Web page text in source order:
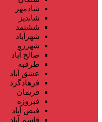
شادمهر
شاندیز
ششتمد
شهرآباد
شهرزو
صالح آباد
طرقبه
عشق آباد
فرهادگرد
فریمان
فیروزه
فیض آباد
قاسم آباد